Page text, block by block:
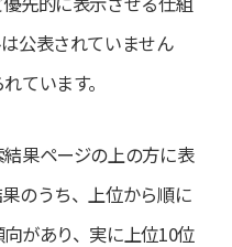
ージ診断
公表されていません
ています。
果ページの上の方に表
のうち、上位から順に
があり、実に上位10位